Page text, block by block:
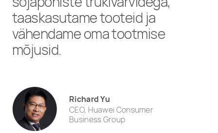
taaskasutame tooteid ja
vähendame oma tootmise
mõjusid.
Richard Yu
CEO, Huawei Consumer
Business Group